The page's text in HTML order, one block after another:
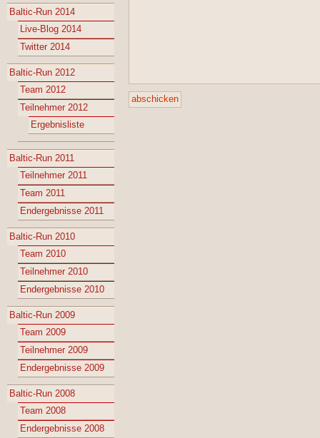
Baltic-Run 2014
Live-Blog 2014
Twitter 2014
Baltic-Run 2012
Team 2012
Teilnehmer 2012
Ergebnisliste
Baltic-Run 2011
Teilnehmer 2011
Team 2011
Endergebnisse 2011
Baltic-Run 2010
Team 2010
Teilnehmer 2010
Endergebnisse 2010
Baltic-Run 2009
Team 2009
Teilnehmer 2009
Endergebnisse 2009
Baltic-Run 2008
Team 2008
Endergebnisse 2008